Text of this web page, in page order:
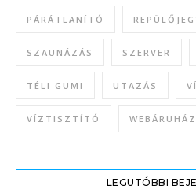
PÁRÁTLANÍTÓ
SZAUNÁZÁS SZERVER
TÉLI GUMI UTAZÁS
VÍZTISZTÍTÓ WEBÁRUHÁZ
LEGUTÓBBI